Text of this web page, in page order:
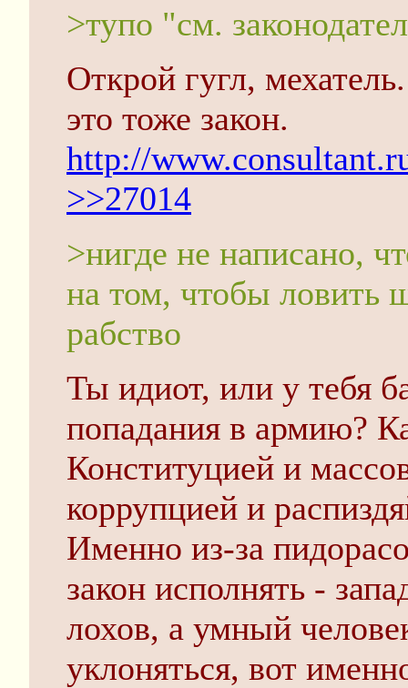
>тупо "см.
Открой гугл,
это тоже закон.
http://
>>27014
>нигде не написано,
на том, чтобы ловить
рабство
Ты идиот, или у тебя
попадания в армию?
Конституцией и
коррупцией и
Именно из-за
закон исполнять -
лохов, а умный
уклоняться, вот